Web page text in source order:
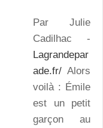
Par Julie
Cadilhac -
Lagrandepar
ade.fr/ Alors
voilà : Émile
est un petit
garçon au